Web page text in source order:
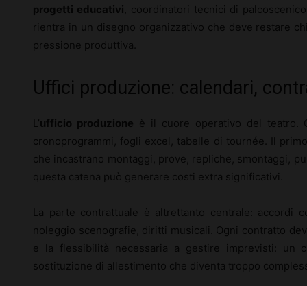
progetti educativi , coordinatori tecnici di
rientra in un disegno organizzativo che deve restare
pressione produttiva.
Uffici produzione: calendari,
L’ufficio produzione è il cuore operativo del teatro.
cronoprogrammi, fogli excel, tabelle di tournée. Il
che incastrano montaggi, prove, repliche, smontaggi,
questa catena può generare costi extra significativi.
La parte contrattuale è altrettanto centrale: accordi
noleggio scenografie, diritti musicali. Ogni contratto
e la flessibilità necessaria a gestire imprevisti: un
sostituzione di allestimento che diventa troppo